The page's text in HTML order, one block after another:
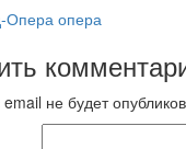
Операопера
не будет